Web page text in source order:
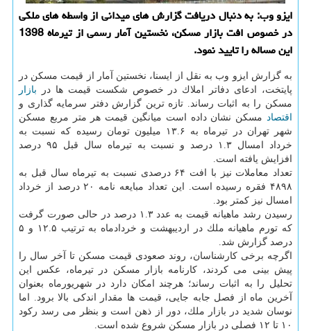
ایزو وب: به دنبال دریافت گزارش های میدانی از واسطه های ملكی
در خصوص افت بازار مسكن، نخستین آمار رسمی از تیرماه 1398
این مساله را تایید نمود.
به گزارش ایزو وب به نقل از ایسنا، نخستین آمار از قیمت مسكن در
پایتخت، ادعای دفاتر املاك در خصوص شكست قیمت ها در بازار
مسكن را به اثبات رساند. تازه ترین گزارش دفتر سرمایه گذاری و
اقتصاد مسكن نشان داده است میانگین قیمت هر متر مربع مسكن
شهر تهران در تیرماه به ۱۳.۶ میلیون تومان رسیده كه نسبت به
خرداد امسال ۱.۳ درصد و نسبت به تیرماه سال قبل ۹۵ درصد
افزایش یافته است.
تعداد معاملات نیز با افت ۶۴ درصدی نسبت به تیرماه سال قبل به
۴۸۹۸ فقره رسیده است. این تعداد مبایعه نامه ۲۰ درصد از خرداد
امسال نیز كمتر بود.
رسیدن رشد ماهیانه قیمت به عدد ۱.۳ درصد در حالی صورت گرفت
كه تورم ماهیانه ملك در اردیبهشت و خردادماه به ترتیب ۱۲.۵ و ۵
درصد گزارش شد.
اگرچه برخی كارشناسان، روند صعودی قیمت مسكن تا آخر سال را
پیش بینی می كردند، كارنامه بازار مسكن در تیرماه، عكس این
تحلیل را به اثبات رساند؛ هرچند امكان دارد در شهریورماه بعنوان
آخرین ماه از فصل جابه جایی، قیمت ها مقدار اندكی بالا برود. اما
نوسان شدید در بازار ملك، دور از ذهن است و بنظر می رسد ركود
۱۰ تا ۱۲ فصلی در بازار مسكن شروع شده است.